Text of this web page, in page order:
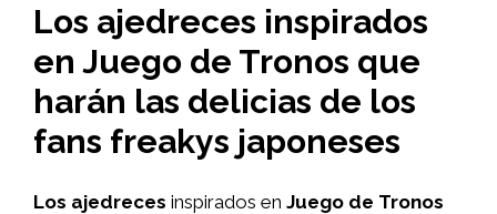
Los ajedreces inspirados
en Juego de Tronos que
harán las delicias de los
fans freakys japoneses
Los ajedreces inspirados en Juego de Tronos